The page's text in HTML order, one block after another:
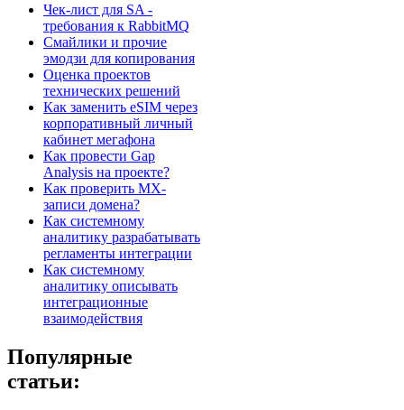
Чек-лист для SA -
требования к RabbitMQ
Смайлики и прочие
эмодзи для копирования
Оценка проектов
технических решений
Как заменить eSIM через
корпоративный личный
кабинет мегафона
Как провести Gap
Analysis на проекте?
Как проверить MX-
записи домена?
Как системному
аналитику разрабатывать
регламенты интеграции
Как системному
аналитику описывать
интеграционные
взаимодействия
Популярные
статьи: